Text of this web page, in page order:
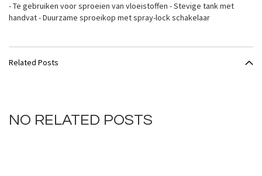
- Te gebruiken voor sproeien van vloeistoffen - Stevige tank met
handvat - Duurzame sproeikop met spray-lock schakelaar
Related Posts
NO RELATED POSTS